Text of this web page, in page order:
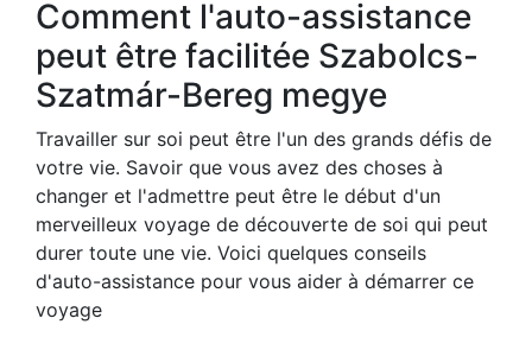
Comment l'auto-assistance
peut être facilitée Szabolcs-
Szatmár-Bereg megye
Travailler sur soi peut être l'un des grands défis de
votre vie. Savoir que vous avez des choses à
changer et l'admettre peut être le début d'un
merveilleux voyage de découverte de soi qui peut
durer toute une vie. Voici quelques conseils
d'auto-assistance pour vous aider à démarrer ce
voyage